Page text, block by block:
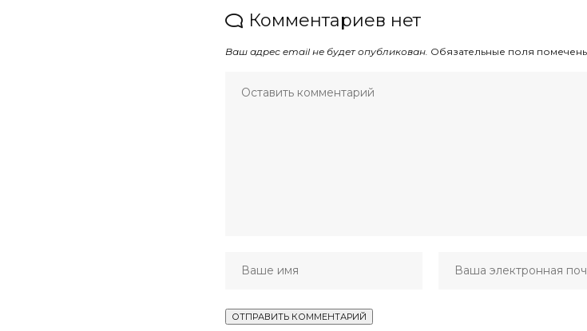
Комментариев нет
Ваш адрес email не будет опубликован. Обязательные поля